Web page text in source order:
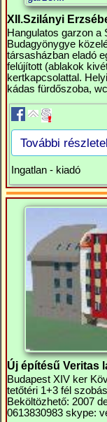
XII.Szilányi
Hangulatos garzon a
Budagyönygye
társasházban eladó
felújított (ablakok
kertkapcsolattal.
kádas fürdőszoba,
További
Ingatlan - kiadó
Új építésű Veritas
Budapest XIV ker
tetőtéri 1+3 fél
Beköltözhető: 2007
0613830983 skype: